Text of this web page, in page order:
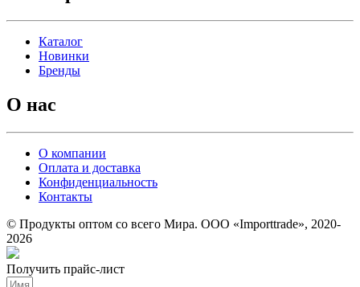
Каталог
Новинки
Бренды
О нас
О компании
Оплата и доставка
Конфиденциальность
Контакты
© Продукты оптом со всего Мира. ООО «Importtrade», 2020-
2026
Получить прайс-лист